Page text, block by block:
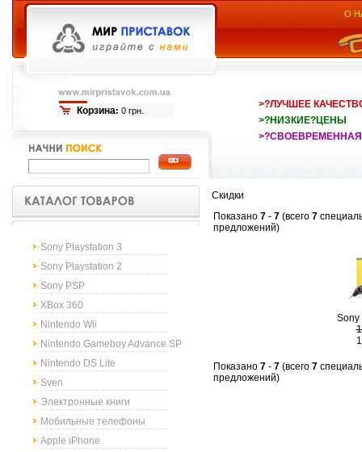
Корзина: 0 грн.
О
>?ЛУЧШЕЕ
>?НИЗКИЕ?ЦЕНЫ
Sony Playstation 3
Sony Playstation 2
Sony PSP
XBox 360
Nintendo Wii
Nintendo Gameboy Advance SP
Nintendo DS Lite
Sven
Электронные книги
Мобильные телефоны
Apple iPhone
Скидки
Показано 7 - 7 (всего 7
предложений)
Sony
Показано 7 - 7 (всего 7
предложений)